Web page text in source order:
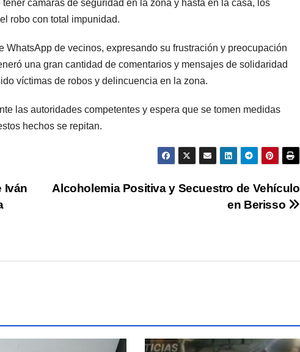
cámaras de seguridad en la zona y hasta en la casa, los
robo con total impunidad.
WhatsApp de vecinos, expresando su frustración y preocupación
una gran cantidad de comentarios y mensajes de solidaridad
víctimas de robos y delincuencia en la zona.
las autoridades competentes y espera que se tomen medidas
hechos se repitan.
Alcoholemia Positiva y Secuestro de Vehículo
en Berisso
Iván